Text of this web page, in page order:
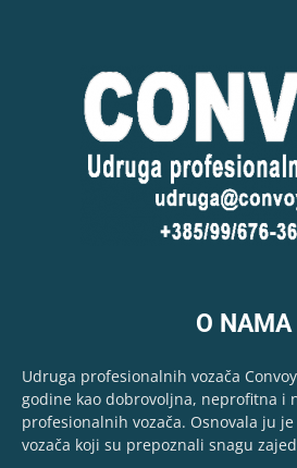
O NAMA
Udruga profesionalnih vozača
godine kao dobrovoljna, neprofitna i
profesionalnih vozača. Osnovala ju
vozača koji su prepoznali snagu